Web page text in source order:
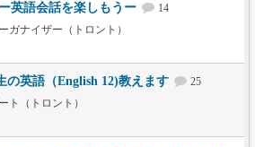
英語会話を楽しもうー
14
ガナイザー（トロント）
の英語（English 12)教えます
25
ト（トロント）